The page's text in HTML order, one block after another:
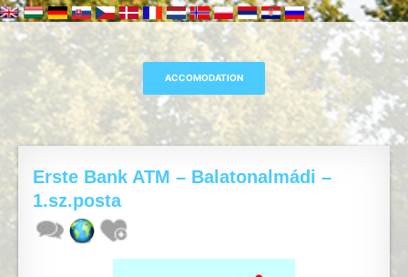
Erste Bank ATM – Balatonalmádi –
1.sz.posta